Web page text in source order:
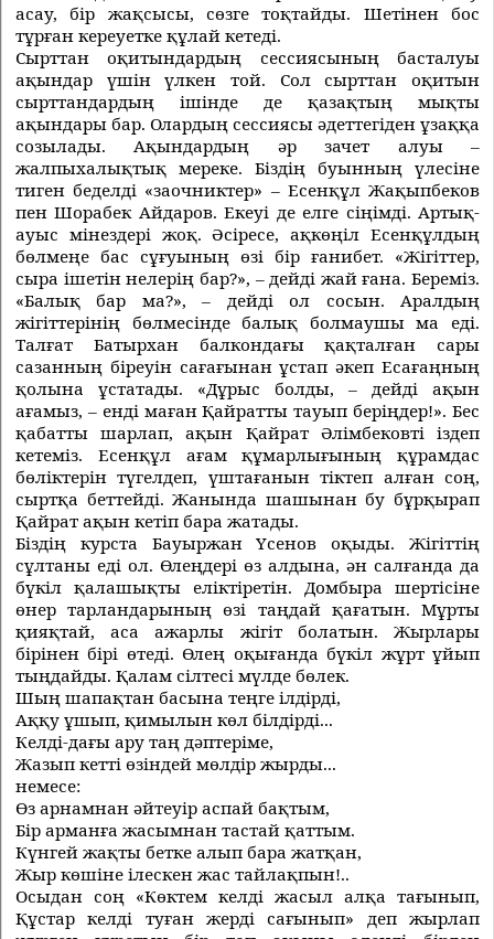
асау, бiр жақсысы, сөзге тоқтайды. Шетiнен бос
тұрған кереуетке құлай кетедi.
Сырттан оқитындардың сессиясының басталуы
ақындар үшiн үлкен той. Сол сырттан оқитын
сырттандардың iшiнде де қазақтың мықты
ақындары бар. Олардың сессиясы әдеттегiден ұзаққа
созылады. Ақындардың әр зачет алуы –
жалпыхалықтық мереке. Бiздiң буынның үлесiне
тиген беделдi «заочниктер» – Есенқұл Жақыпбеков
пен Шорабек Айдаров. Екеуi де елге сiңiмдi. Артық-
ауыс мiнездерi жоқ. Әсiресе, ақкөңiл Есенқұлдың
бөлмеңе бас сұғуының өзi бiр ғанибет. «Жiгiттер,
сыра iшетiн нелерiң бар?», – дейдi жай ғана. Беремiз.
«Балық бар ма?», – дейдi ол сосын. Аралдың
жiгiттерiнiң бөлмесiнде балық болмаушы ма едi.
Талғат Батырхан балкондағы қақталған сары
сазанның бiреуiн сағағынан ұстап әкеп Есағаңның
қолына ұстатады. «Дұрыс болды, – дейдi ақын
ағамыз, – ендi маған Қайратты тауып берiңдер!». Бес
қабатты шарлап, ақын Қайрат Әлiмбековтi iздеп
кетемiз. Есенқұл ағам құмарлығының құрамдас
бөлiктерiн түгелдеп, үштағанын тiктеп алған соң,
сыртқа беттейдi. Жанында шашынан бу бұрқырап
Қайрат ақын кетiп бара жатады.
Бiздiң курста Бауыржан Үсенов оқыды. Жiгiттiң
сұлтаны едi ол. Өлеңдерi өз алдына, ән салғанда да
бүкiл қалашықты елiктiретiн. Домбыра шертiсiне
өнер тарландарының өзi таңдай қағатын. Мұрты
қияқтай, аса ажарлы жiгiт болатын. Жырлары
бiрiнен бiрi өтедi. Өлең оқығанда бүкiл жұрт ұйып
тыңдайды. Қалам сiлтесi мүлде бөлек.
Шың шапақтан басына теңге iлдiрдi,
Аққу ұшып, қимылын көл бiлдiрдi...
Келдi-дағы ару таң дәптерiме,
Жазып кеттi өзiндей мөлдiр жырды...
немесе:
Өз арнамнан әйтеуiр аспай бақтым,
Бiр арманға жасымнан тастай қаттым.
Күнгей жақты бетке алып бара жатқан,
Жыр көшiне iлескен жас тайлақпын!..
Осыдан соң «Көктем келдi жасыл алқа тағынып,
Құстар келдi туған жердi сағынып» деп жырлап